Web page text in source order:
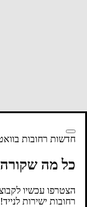
אירעה שגיאה
חדשות רחובות
כל מה
הצטרפו עכשיו
רחובות ישירות לנייד!